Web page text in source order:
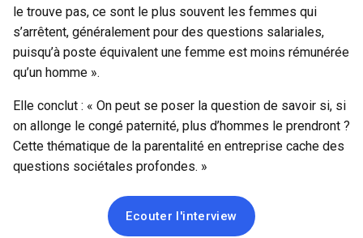
le trouve pas, ce sont le plus souvent les femmes qui
s’arrêtent, généralement pour des questions salariales,
puisqu’à poste équivalent une femme est moins rémunérée
qu’un homme ».
Elle conclut : « On peut se poser la question de savoir si, si
on allonge le congé paternité, plus d’hommes le prendront ?
Cette thématique de la parentalité en entreprise cache des
questions sociétales profondes. »
Ecouter l'interview